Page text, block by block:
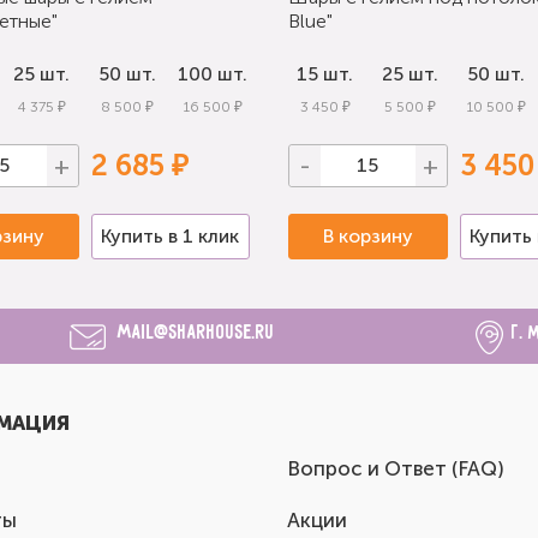
25 шт.
4 375 ₽
50 шт.
8 500 ₽
100 шт.
16 500 ₽
+ 2 685 ₽
Купить в 1 клик
Blue"
15 шт.
3 450 ₽
25 шт.
5 500 ₽
50 шт.
10 500 ₽
- + 3
В корзину Купить
mail@sharhouse.ru г.
Вопрос и Ответ (FAQ)
Акции